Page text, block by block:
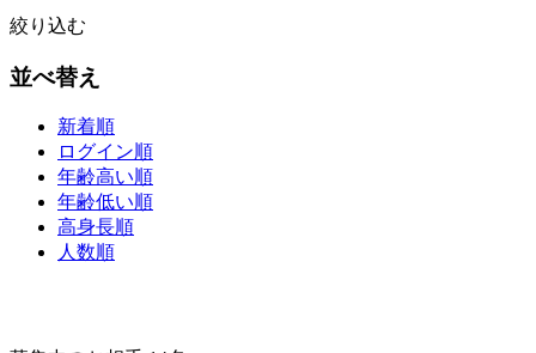
絞り込む
並べ替え
新着順
ログイン順
年齢高い順
年齢低い順
高身長順
人数順